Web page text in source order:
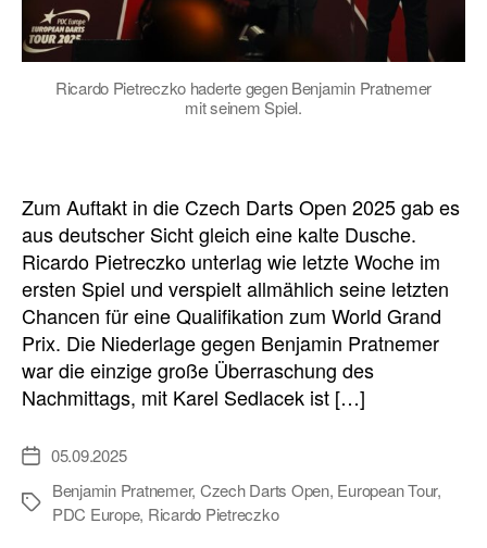
Ricardo Pietreczko haderte gegen Benjamin Pratnemer
mit seinem Spiel.
Zum Auftakt in die Czech Darts Open 2025 gab es
aus deutscher Sicht gleich eine kalte Dusche.
Ricardo Pietreczko unterlag wie letzte Woche im
ersten Spiel und verspielt allmählich seine letzten
Chancen für eine Qualifikation zum World Grand
Prix. Die Niederlage gegen Benjamin Pratnemer
war die einzige große Überraschung des
Nachmittags, mit Karel Sedlacek ist […]
Veröffentlichungsdatum
05.09.2025
Schlagwörter
Benjamin Pratnemer, Czech Darts Open, European Tour,
PDC Europe, Ricardo Pietreczko